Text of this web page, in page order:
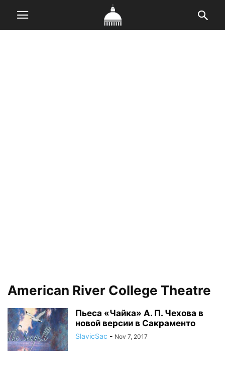
American River College Theatre
Пьеса «Чайка» А. П. Чехова в
новой версии в Сакраменто
SlavicSac - Nov 7, 2017